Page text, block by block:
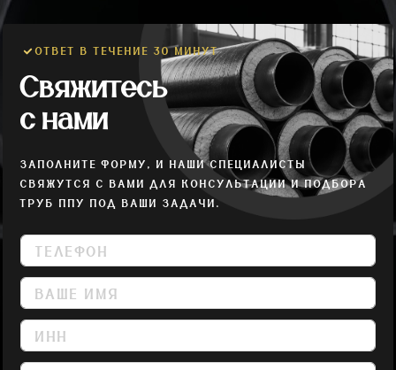
ОТВЕТ В ТЕЧЕНИЕ 30 МИНУТ
Свяжитесь
с нами
ЗАПОЛНИТЕ ФОРМУ, И НАШИ СПЕЦИАЛИСТЫ
СВЯЖУТСЯ С ВАМИ ДЛЯ КОНСУЛЬТАЦИИ И ПОДБОРА
ТРУБ ППУ ПОД ВАШИ ЗАДАЧИ.